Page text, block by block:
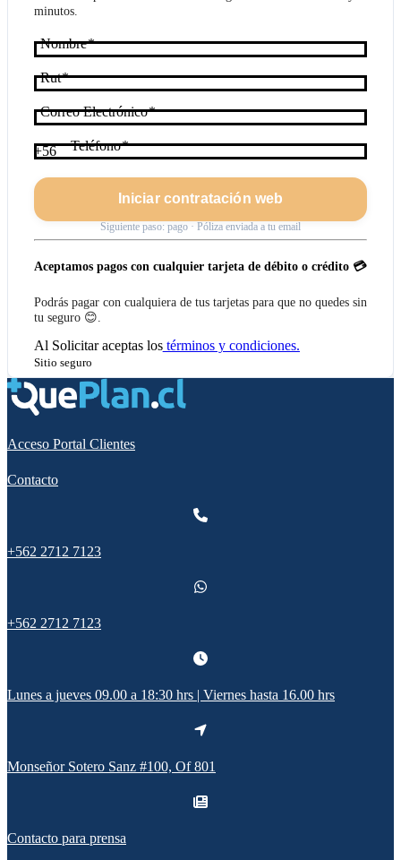
minutos.
Nombre
Rut
Correo Electrónico
Teléfono
+56
Iniciar contratación web
Siguiente paso: pago · Póliza enviada a tu email
Aceptamos pagos con cualquier tarjeta de débito o crédito 💳
Podrás pagar con cualquiera de tus tarjetas para que no quedes sin
tu seguro 😊.
Al Solicitaraceptas lostérminos y condiciones.
Sitio seguro
Acceso Portal Clientes
Contacto
+562 2712 7123
+562 2712 7123
Lunes a jueves 09.00 a 18:30 hrs | Viernes hasta 16.00 hrs
Monseñor Sotero Sanz #100, Of 801
Contacto para prensa